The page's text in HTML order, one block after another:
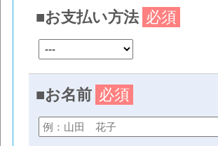
■お支払い方法 必須
■お名前 必須